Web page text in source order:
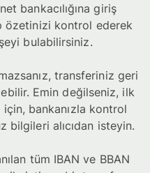
bankacılığına giriş
özetinizi kontrol ederek
bulabilirsiniz.
transferiniz geri
Emin değilseniz, ilk
bankanızla kontrol
bilgileri alıcıdan isteyin.
tüm IBAN ve BBAN